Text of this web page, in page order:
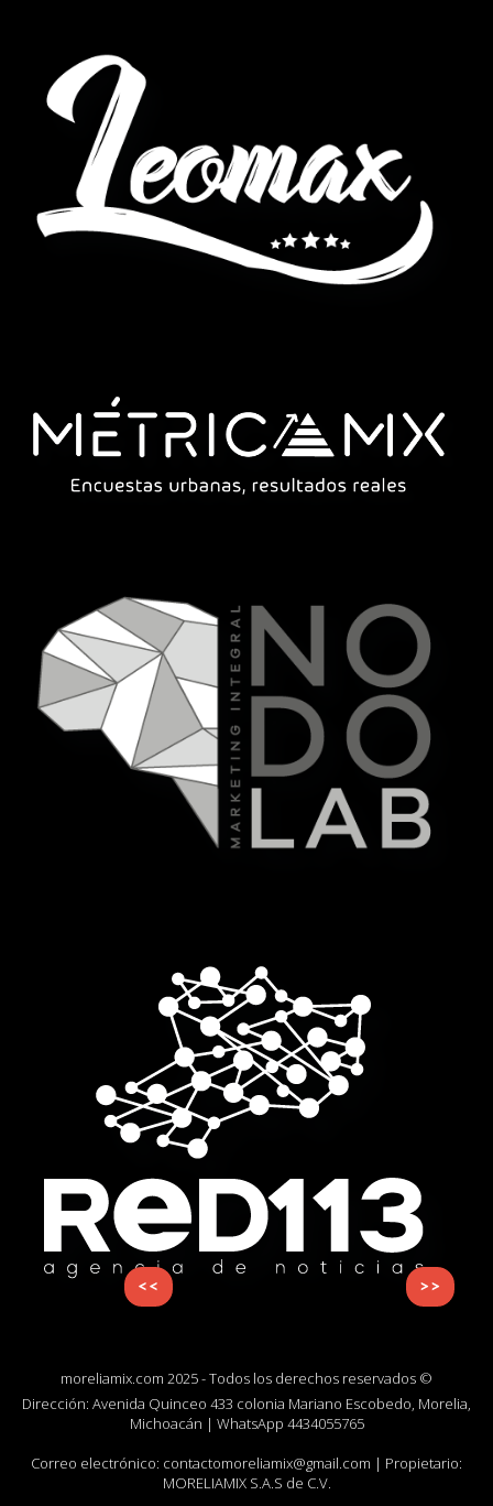
<< >>
moreliamix.com 2025 - Todos los derechos reservados ©
Dirección: Avenida Quinceo 433 colonia Mariano Escobedo, Morelia,
Michoacán | WhatsApp 4434055765
Correo electrónico: contactomoreliamix@gmail.com | Propietario:
MORELIAMIX S.A.S de C.V.